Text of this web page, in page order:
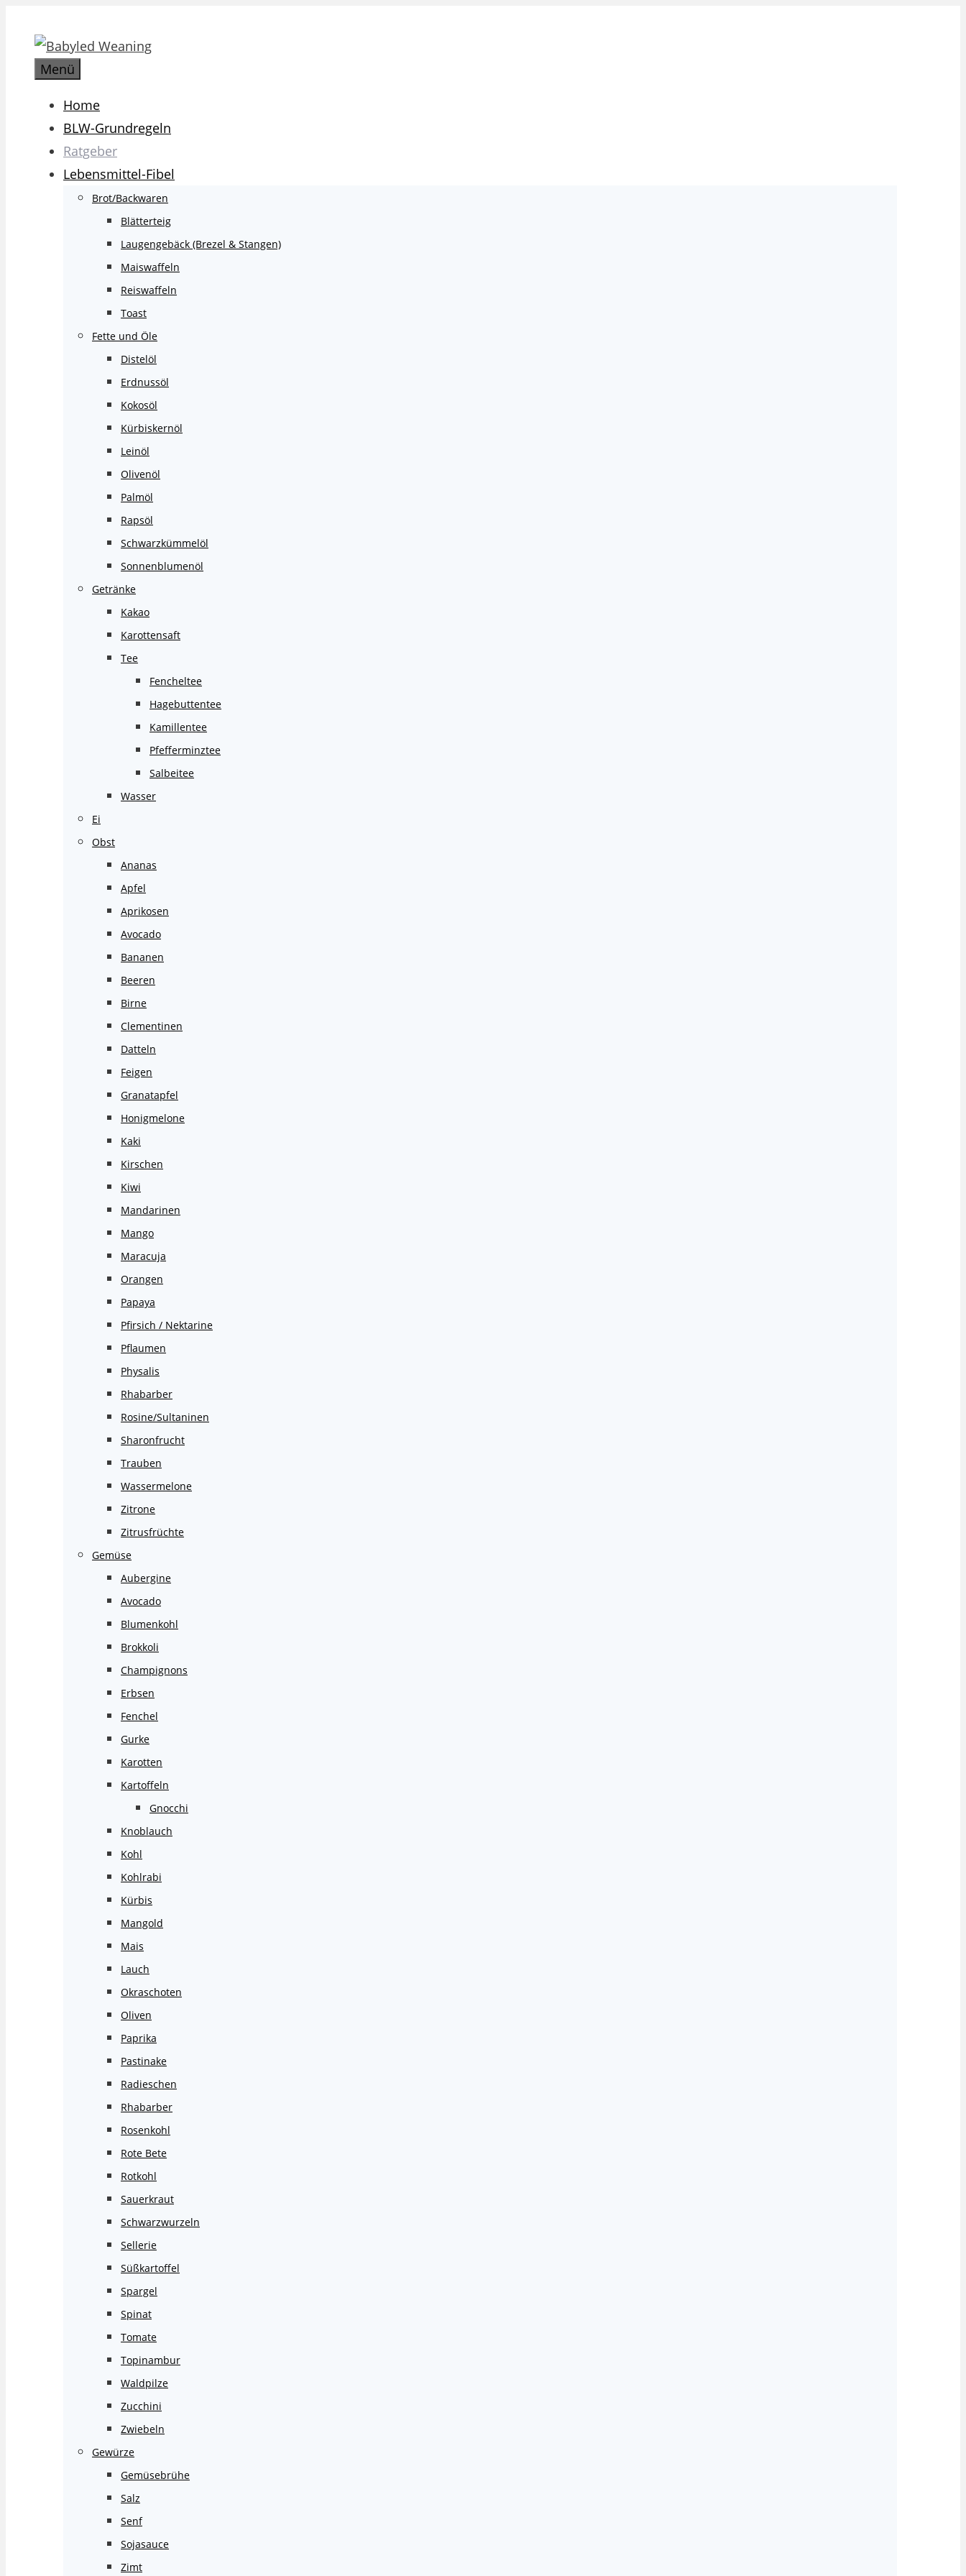
Inhalt
springenMenü
Home
BLW-Grundregeln
Ratgeber
Lebensmittel-Fibel
Brot/Backwaren
Blätterteig
Laugengebäck (Brezel & Stangen)
Maiswaffeln
Reiswaffeln
Toast
Fette und Öle
Distelöl
Erdnussöl
Kokosöl
Kürbiskernöl
Leinöl
Olivenöl
Palmöl
Rapsöl
Schwarzkümmelöl
Sonnenblumenöl
Getränke
Kakao
Karottensaft
Tee
Fencheltee
Hagebuttentee
Kamillentee
Pfefferminztee
Salbeitee
Wasser
Ei
Obst
Ananas
Apfel
Aprikosen
Avocado
Bananen
Beeren
Birne
Clementinen
Datteln
Feigen
Granatapfel
Honigmelone
Kaki
Kirschen
Kiwi
Mandarinen
Mango
Maracuja
Orangen
Papaya
Pfirsich / Nektarine
Pflaumen
Physalis
Rhabarber
Rosine/Sultaninen
Sharonfrucht
Trauben
Wassermelone
Zitrone
Zitrusfrüchte
Gemüse
Aubergine
Avocado
Blumenkohl
Brokkoli
Champignons
Erbsen
Fenchel
Gurke
Karotten
Kartoffeln
Gnocchi
Knoblauch
Kohl
Kohlrabi
Kürbis
Mangold
Mais
Lauch
Okraschoten
Oliven
Paprika
Pastinake
Radieschen
Rhabarber
Rosenkohl
Rote Bete
Rotkohl
Sauerkraut
Schwarzwurzeln
Sellerie
Süßkartoffel
Spargel
Spinat
Tomate
Topinambur
Waldpilze
Zucchini
Zwiebeln
Gewürze
Gemüsebrühe
Salz
Senf
Sojasauce
Zimt